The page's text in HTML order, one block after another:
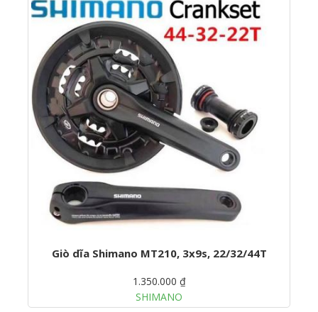
Giò dĩa Shimano MT210, 3x9s, 22/32/44T
1.350.000 ₫
SHIMANO